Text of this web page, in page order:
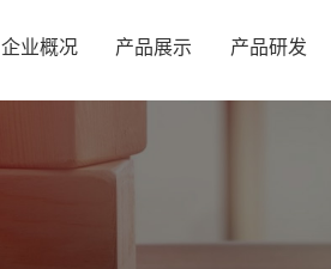
企业概况 产品展示 产品研发